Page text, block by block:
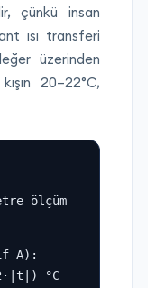
çünkü insan
ısı transferi
üzerinden
20–22°C,
ölçüm
A):
°C